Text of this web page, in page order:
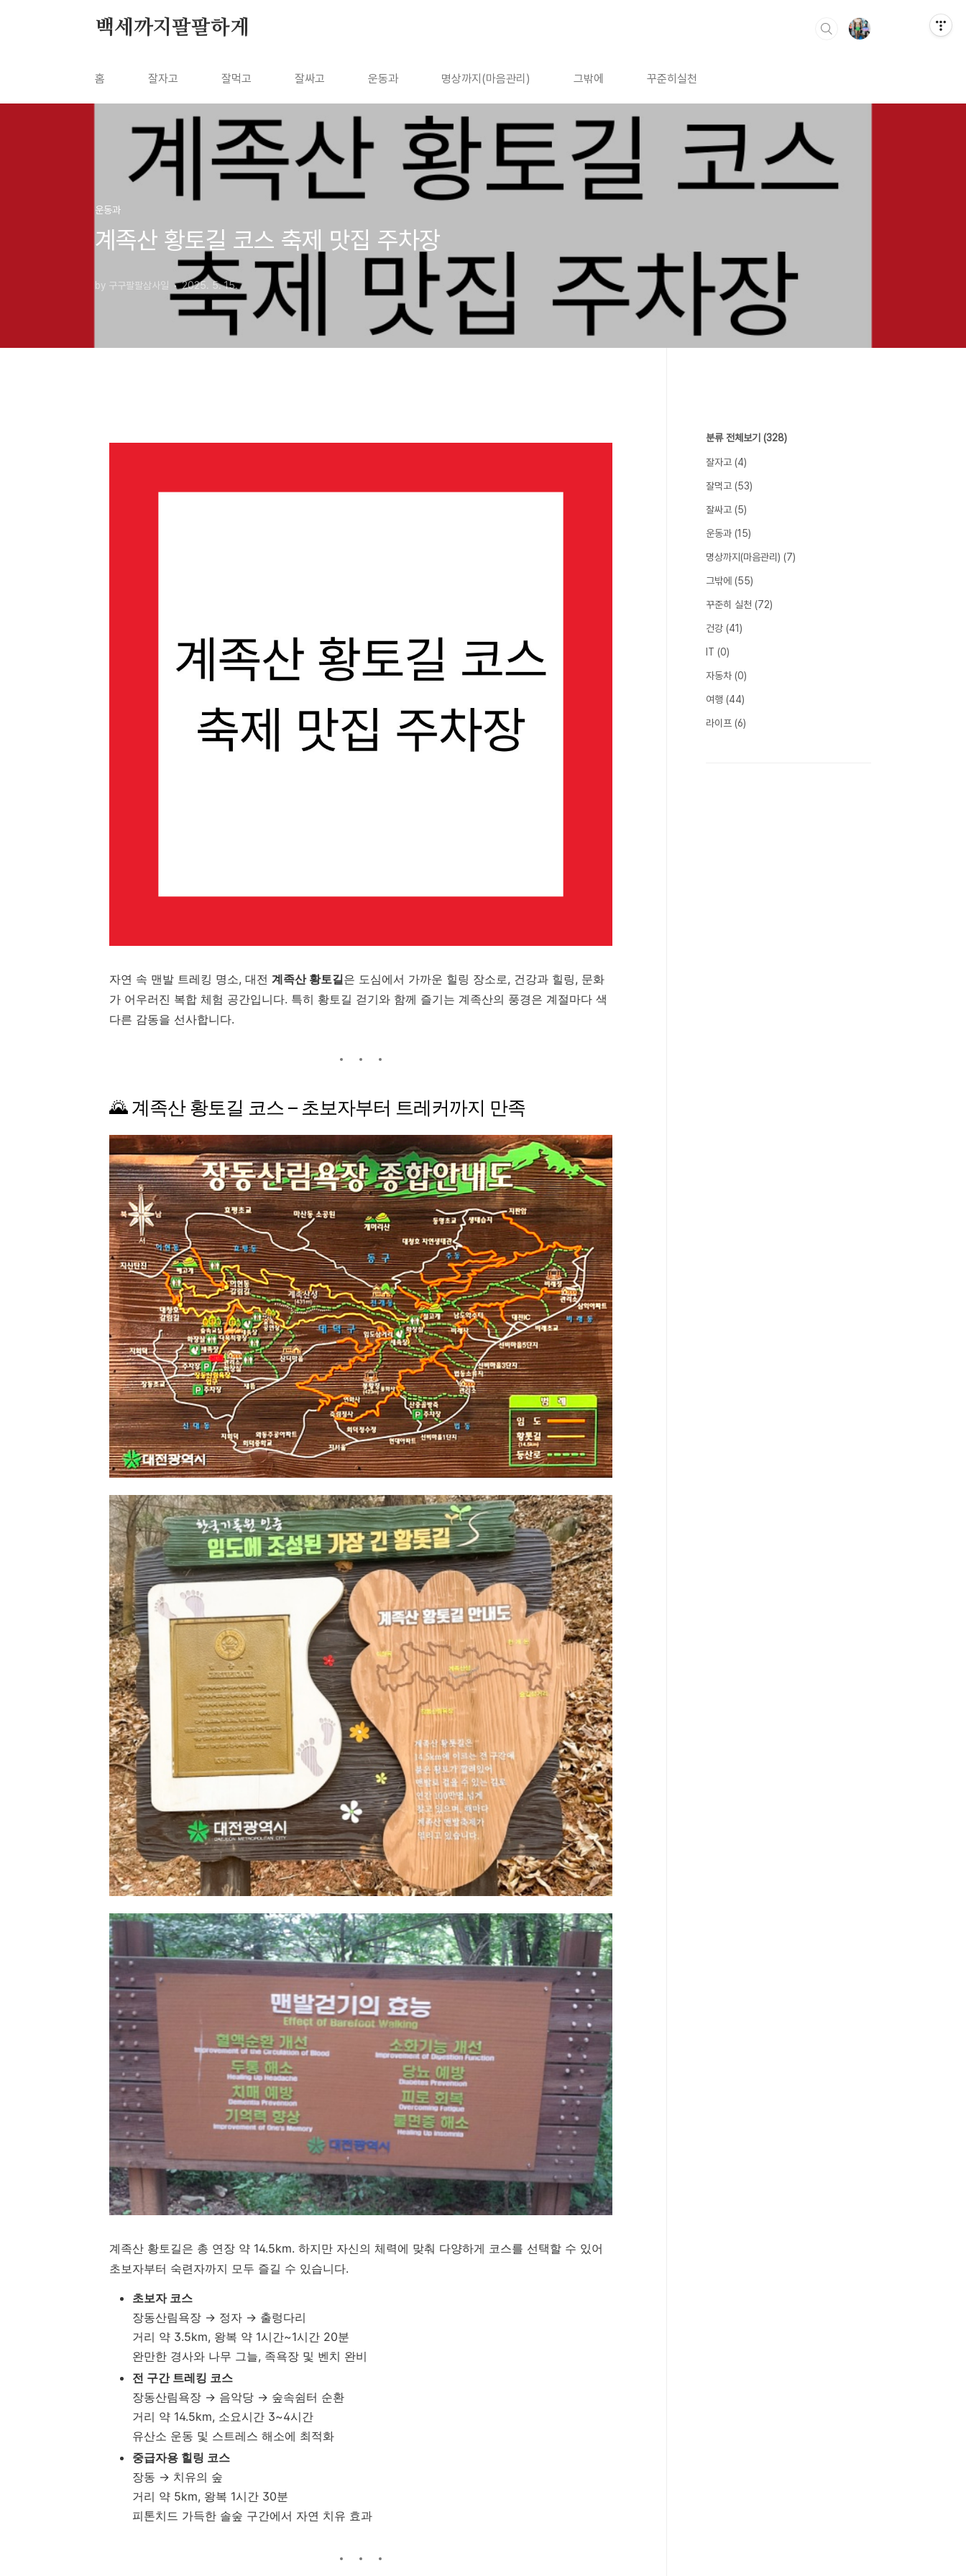
백세까지팔팔하게
홈 잘자고 잘먹고 잘싸고 운동과 명상까지(마음관리) 그밖에 꾸준히실천
운동과
계족산 황토길 코스 축제 맛집 주차장
by 구구팔팔삼사일 2025. 5. 15.
자연 속 맨발 트레킹 명소, 대전 계족산 황토길은 도심에서 가까운 힐링 장소로, 건강과 힐링, 문화
가 어우러진 복합 체험 공간입니다. 특히 황토길 걷기와 함께 즐기는 계족산의 풍경은 계절마다 색
다른 감동을 선사합니다.
🌄계족산황토길 코스 – 초보자부터 트레커까지 만족
계족산 황토길은 총 연장 약 14.5km. 하지만 자신의 체력에 맞춰 다양하게 코스를 선택할 수 있어
초보자부터 숙련자까지 모두 즐길 수 있습니다.
초보자 코스
장동산림욕장 → 정자 → 출렁다리
거리 약 3.5km, 왕복 약 1시간~1시간 20분
완만한 경사와 나무 그늘, 족욕장 및 벤치 완비
전 구간 트레킹 코스
장동산림욕장 → 음악당 → 숲속쉼터 순환
거리 약 14.5km, 소요시간 3~4시간
유산소 운동 및 스트레스 해소에 최적화
중급자용 힐링 코스
장동 → 치유의 숲
거리 약 5km, 왕복 1시간 30분
피톤치드 가득한 솔숲 구간에서 자연 치유 효과
분류 전체보기 (328)
잘자고 (4)
잘먹고 (53)
잘싸고 (5)
운동과 (15)
명상까지(마음관리) (7)
그밖에 (55)
꾸준히 실천 (72)
건강 (41)
IT (0)
자동차 (0)
여행 (44)
라이프 (6)